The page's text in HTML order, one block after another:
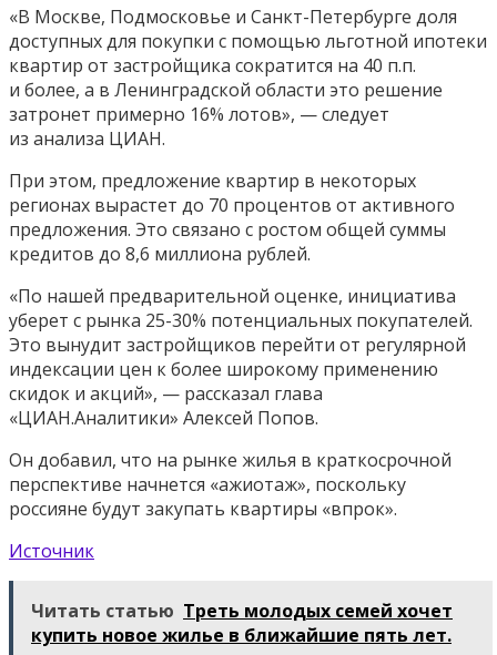
«В Москве, Подмосковье и Санкт-Петербурге доля
доступных для покупки с помощью льготной ипотеки
квартир от застройщика сократится на 40 п.п.
и более, а в Ленинградской области это решение
затронет примерно 16% лотов», — следует
из анализа ЦИАН.
При этом, предложение квартир в некоторых
регионах вырастет до 70 процентов от активного
предложения. Это связано с ростом общей суммы
кредитов до 8,6 миллиона рублей.
«По нашей предварительной оценке, инициатива
уберет с рынка 25-30% потенциальных покупателей.
Это вынудит застройщиков перейти от регулярной
индексации цен к более широкому применению
скидок и акций», — рассказал глава
«ЦИАН.Аналитики» Алексей Попов.
Он добавил, что на рынке жилья в краткосрочной
перспективе начнется «ажиотаж», поскольку
россияне будут закупать квартиры «впрок».
Источник
Читать статью Треть молодых семей хочет
купить новое жилье в ближайшие пять лет.